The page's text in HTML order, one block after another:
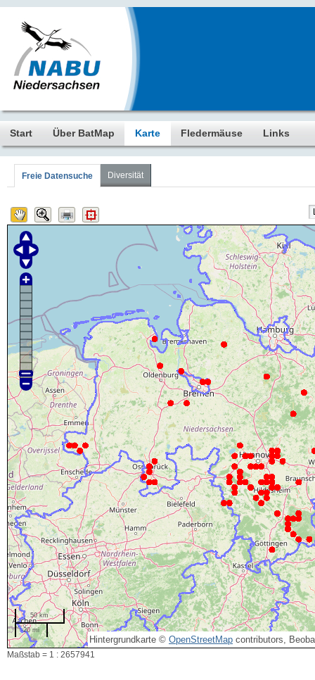
Start Über BatMap Karte Fledermäuse Links
Freie Datensuche Diversität
Hintergrundkarte © OpenStreetMap contributors,
50 km
20 mi
Maßstab = 1 : 2657941